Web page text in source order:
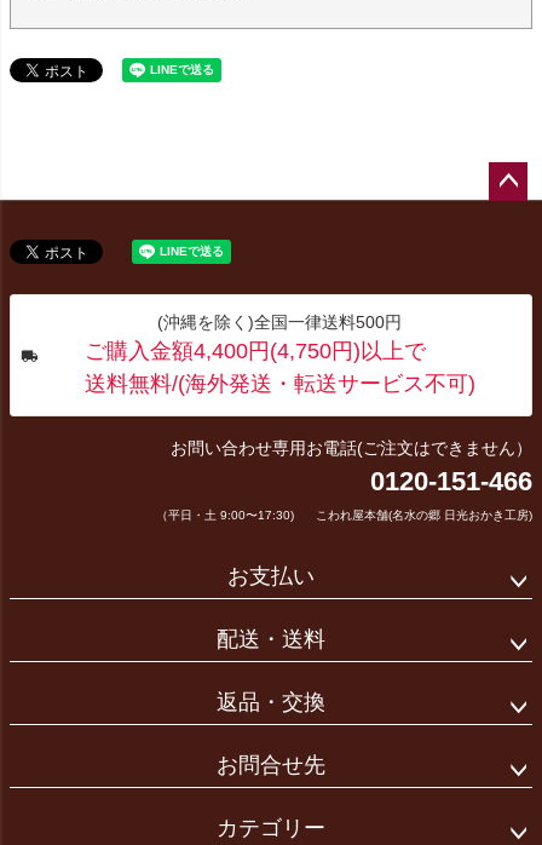
へ
(沖縄を除く)全国一律送料500円
ご購入金額4,400円(4,750円)以上で
送料無料/(海外発送・転送サービス不可)
お問い合わせ専用お電話(ご注文はできません）
0120-151-466
（平日・土 9:00〜17:30) こわれ屋本舗(名水の郷 日光おかき工房)
お支払い
配送・送料
返品・交換
お問合せ先
カテゴリー